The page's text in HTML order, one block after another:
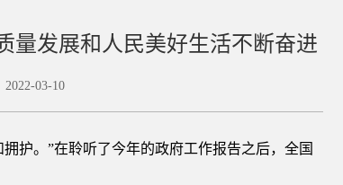
量发展和人民美好生活不断奋进
03-10
护。”在聆听了今年的政府工作报告之后，全国